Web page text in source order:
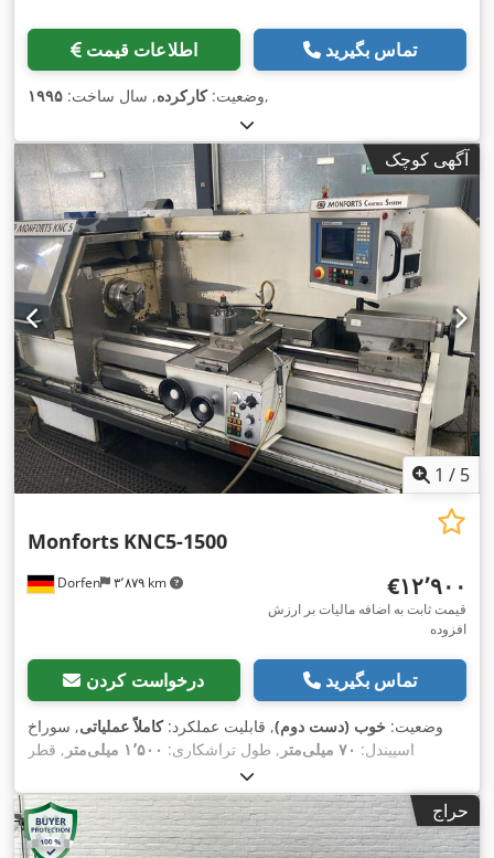
اطلاعات قیمت تماس بگیرید
وضعیت:کارکرده, سال ساخت: ۱۹۹۵ ,
آگهی کوچک
1 / 5
Dorfen ۳٬۸۷۹ km
Monforts KNC5-1500
‎€۱۲٬۹۰۰
قیمت ثابت به اضافه مالیات بر ارزش
افزوده
درخواست کردن تماس بگیرید
وضعیت: خوب (دست دوم), قابلیت عملکرد:کاملاً عملیاتی, سوراخ
اسپیندل: ۷۰ میلی‌متر , طول تراشکاری: ۱٬۵۰۰ میلی‌متر
, قطر
۵۰۰ میلی‌متر
حراج